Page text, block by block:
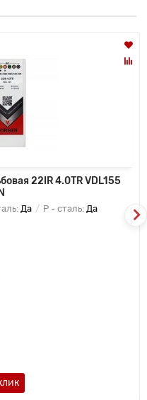
22IR 4.0TR VDL155
Да P - сталь: Да